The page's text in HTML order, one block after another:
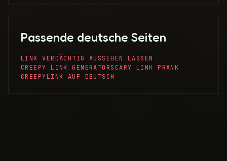
Passende deutsche Seiten
LINK VERDÄCHTIG AUSSEHEN LASSEN
CREEPY LINK GENERATORSCARY LINK PRANK
CREEPYLINK AUF DEUTSCH